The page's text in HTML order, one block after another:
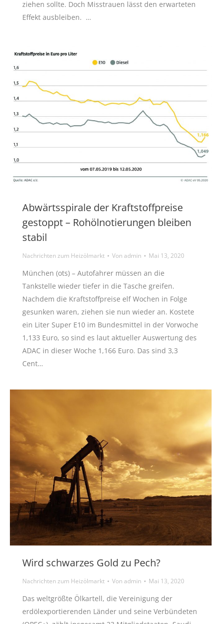
ziehen sollte. Doch Misstrauen lässt den erwarteten
Effekt ausbleiben. …
Abwärtsspirale der Kraftstoffpreise
gestoppt – Rohölnotierungen bleiben
stabil
Nachrichten zum Heizölmarkt Vonadmin Mai 13, 2020
München (ots) – Autofahrer müssen an die
Tankstelle wieder tiefer in die Tasche greifen.
Nachdem die Kraftstoffpreise elf Wochen in Folge
gesunken waren, ziehen sie nun wieder an. Kostete
ein Liter Super E10 im Bundesmittel in der Vorwoche
1,133 Euro, so sind es laut aktueller Auswertung des
ADAC in dieser Woche 1,166 Euro. Das sind 3,3
Cent…
Wird schwarzes Gold zu Pech?
Nachrichten zum Heizölmarkt Vonadmin Mai 13, 2020
Das weltgrößte Ölkartell, die Vereinigung der
erdölexportierenden Länder und seine Verbündeten